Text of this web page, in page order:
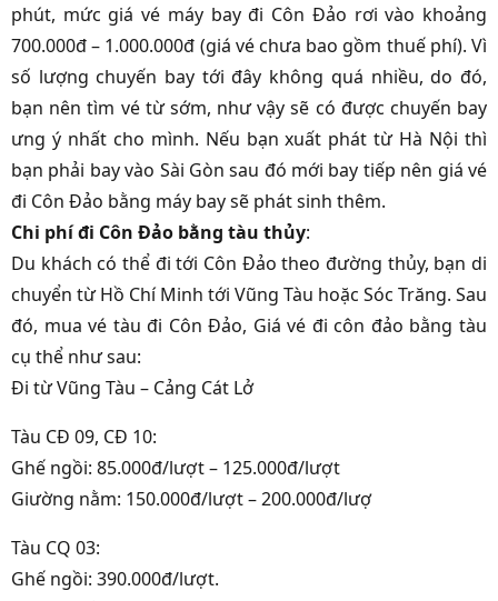
phút, mức giá vé máy bay đi Côn Đảo rơi vào khoảng
700.000đ – 1.000.000đ (giá vé chưa bao gồm thuế phí). Vì
số lượng chuyến bay tới đây không quá nhiều, do đó,
bạn nên tìm vé từ sớm, như vậy sẽ có được chuyến bay
ưng ý nhất cho mình. Nếu bạn xuất phát từ Hà Nội thì
bạn phải bay vào Sài Gòn sau đó mới bay tiếp nên giá vé
đi Côn Đảo bằng máy bay sẽ phát sinh thêm.
Chi phí đi Côn Đảo bằng tàu thủy:
Du khách có thể đi tới Côn Đảo theo đường thủy, bạn di
chuyển từ Hồ Chí Minh tới Vũng Tàu hoặc Sóc Trăng. Sau
đó, mua vé tàu đi Côn Đảo, Giá vé đi côn đảo bằng tàu
cụ thể như sau:
Đi từ Vũng Tàu – Cảng Cát Lở
Tàu CĐ 09, CĐ 10:
Ghế ngồi: 85.000đ/lượt – 125.000đ/lượt
Giường nằm: 150.000đ/lượt – 200.000đ/lượ
Tàu CQ 03:
Ghế ngồi: 390.000đ/lượt.